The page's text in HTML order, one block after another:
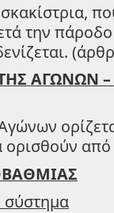
την
ΑΓΩΝΩΝ
ορισθούν
σύστημα